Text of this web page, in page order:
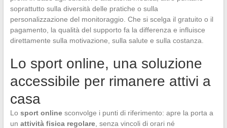
soprattutto sulla diversità delle pratiche o sulla
personalizzazione del monitoraggio. Che si scelga il gratuito o il
pagamento, la qualità del supporto fa la differenza e influisce
direttamente sulla motivazione, sulla salute e sulla costanza.
Lo sport online, una soluzione
accessibile per rimanere attivi a
casa
Lo sport onlinesconvolge i punti di riferimento: apre la porta a
un attività fisica regolare, senza vincoli di orari né